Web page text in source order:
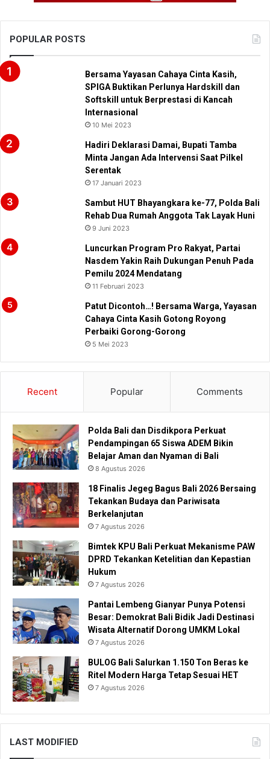
POPULAR POSTS
Bersama Yayasan Cahaya Cinta Kasih,
SPIGA Buktikan Perlunya Hardskill dan
Softskill untuk Berprestasi di Kancah
Internasional
10 Mei 2023
Hadiri Deklarasi Damai, Bupati Tamba
Minta Jangan Ada Intervensi Saat Pilkel
Serentak
17 Januari 2023
Sambut HUT Bhayangkara ke-77, Polda Bali
Rehab Dua Rumah Anggota Tak Layak Huni
9 Juni 2023
Luncurkan Program Pro Rakyat, Partai
Nasdem Yakin Raih Dukungan Penuh Pada
Pemilu 2024 Mendatang
11 Februari 2023
Patut Dicontoh…! Bersama Warga, Yayasan
Cahaya Cinta Kasih Gotong Royong
Perbaiki Gorong-Gorong
5 Mei 2023
Recent Popular Comments
Polda Bali dan Disdikpora Perkuat
Pendampingan 65 Siswa ADEM Bikin
Belajar Aman dan Nyaman di Bali
8 Agustus 2026
18 Finalis Jegeg Bagus Bali 2026 Bersaing
Tekankan Budaya dan Pariwisata
Berkelanjutan
7 Agustus 2026
Bimtek KPU Bali Perkuat Mekanisme PAW
DPRD Tekankan Ketelitian dan Kepastian
Hukum
7 Agustus 2026
Pantai Lembeng Gianyar Punya Potensi
Besar: Demokrat Bali Bidik Jadi Destinasi
Wisata Alternatif Dorong UMKM Lokal
7 Agustus 2026
BULOG Bali Salurkan 1.150 Ton Beras ke
Ritel Modern Harga Tetap Sesuai HET
7 Agustus 2026
LAST MODIFIED